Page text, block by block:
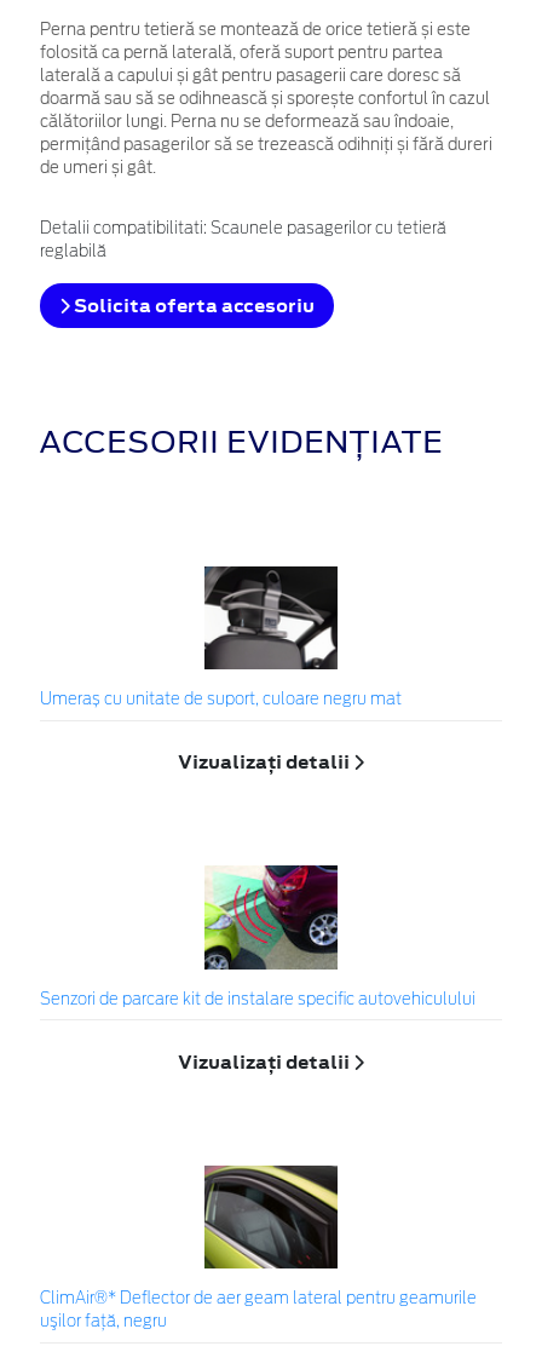
Perna pentru tetieră se montează de orice tetieră și este
folosită ca pernă laterală, oferă suport pentru partea
laterală a capului și gât pentru pasagerii care doresc să
doarmă sau să se odihnească și sporește confortul în cazul
călătoriilor lungi. Perna nu se deformează sau îndoaie,
permițând pasagerilor să se trezească odihniți și fără dureri
de umeri și gât.
Detalii compatibilitati: Scaunele pasagerilor cu tetieră
reglabilă
Solicita oferta accesoriu
ACCESORII EVIDENȚIATE
Umeraș cu unitate de suport, culoare negru mat
Vizualizați detalii
Senzori de parcare kit de instalare specific autovehiculului
Vizualizați detalii
ClimAir®* Deflector de aer geam lateral pentru geamurile
uşilor faţă, negru